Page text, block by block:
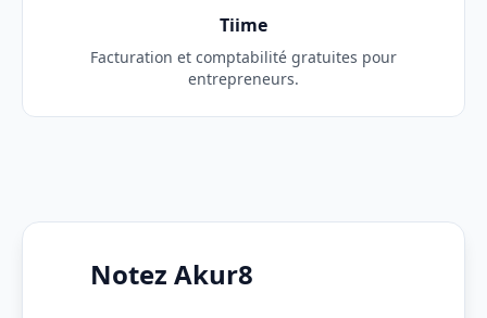
Tiime
Facturation et comptabilité gratuites pour
entrepreneurs.
Notez Akur8